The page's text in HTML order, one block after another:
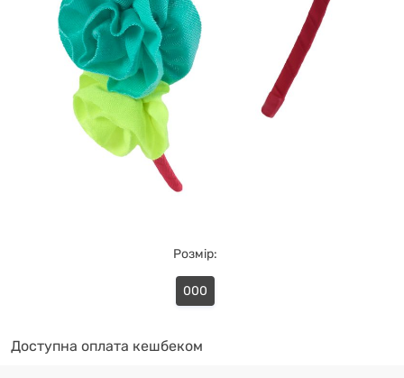
Розмір:
000
Доступна оплата кешбеком